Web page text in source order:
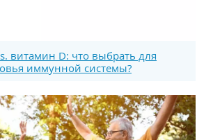
витамин D: что выбрать для
иммунной системы?